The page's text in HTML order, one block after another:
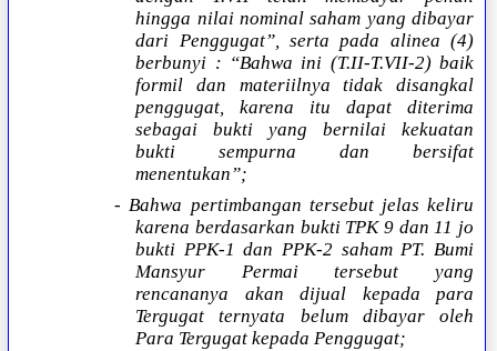
hingga nilai nominal saham yang dibayar
dari Penggugat”, serta pada alinea (4)
berbunyi : “Bahwa ini (T.II-T.VII-2) baik
formil dan materiilnya tidak disangkal
penggugat, karena itu dapat diterima
sebagai bukti yang bernilai kekuatan
bukti sempurna dan bersifat
menentukan”;
- Bahwa pertimbangan tersebut jelas keliru
karena berdasarkan bukti TPK 9 dan 11 jo
bukti PPK-1 dan PPK-2 saham PT. Bumi
Mansyur Permai tersebut yang
rencananya akan dijual kepada para
Tergugat ternyata belum dibayar oleh
Para Tergugat kepada Penggugat;